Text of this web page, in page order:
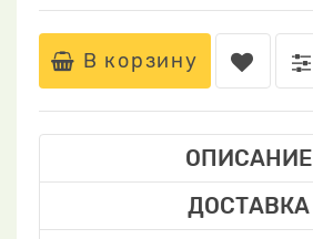
В корзину
ОПИСАНИЕ
ДОСТАВКА